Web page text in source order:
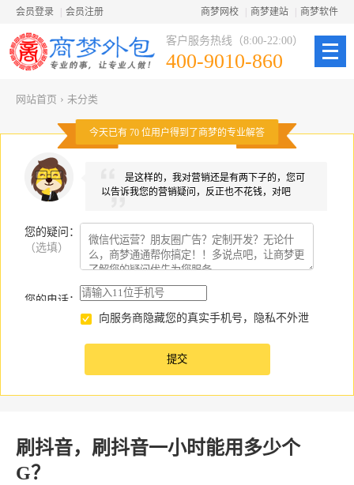
会员登录 会员注册 商梦网校 商梦建站 商梦软件
客户服务热线（8:00-22:00）
400-9010-860
网站首页 › 未分类
今天已有 70 位用户得到了商梦的专业解答
是这样的，我对营销还是有两下子的，您可
以告诉我您的营销疑问，反正也不花钱，对吧
您的疑问
（选填）
：
您的电话：
向服务商隐藏您的真实手机号，隐私不外泄
刷抖音，刷抖音一小时能用多少个
G？